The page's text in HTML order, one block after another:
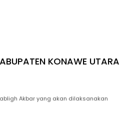
KONAWE UTARA
Akbar yang akan dilaksanakan